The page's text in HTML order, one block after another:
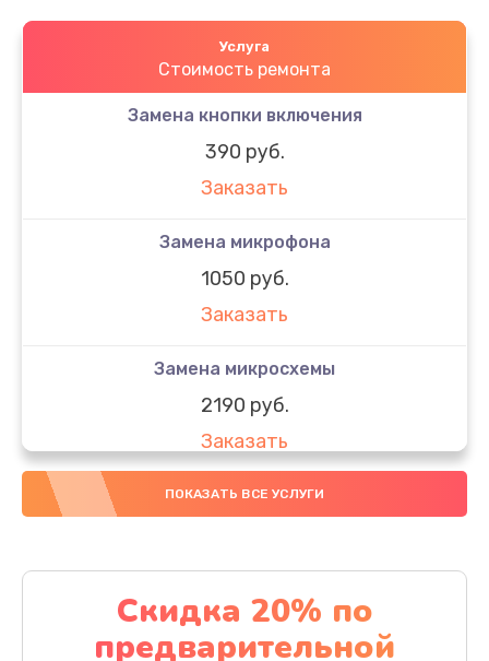
Услуга
Стоимость ремонта
Замена кнопки включения
390 руб.
Заказать
Замена микрофона
1050 руб.
Заказать
Замена микросхемы
2190 руб.
Заказать
Замена передней камеры
Заказать
Замена полифонического динамика
ПОКАЗАТЬ ВСЕ УСЛУГИ
Скидка 20% по
предварительной